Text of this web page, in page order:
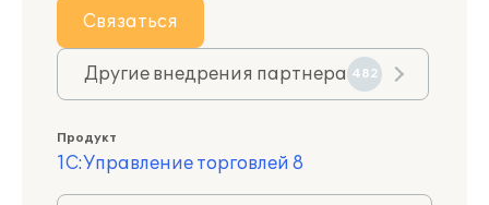
Связаться
Другие внедрения партнера 482
Продукт
1С:Управление торговлей 8